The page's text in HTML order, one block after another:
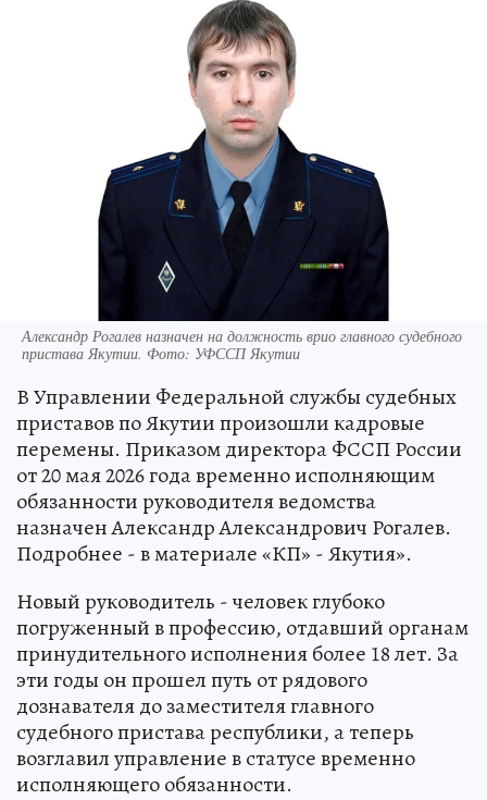
Александр Рогалев назначен на должность врио главного судебного
пристава Якутии. Фото: УФССП Якутии
В Управлении Федеральной службы судебных
приставов по Якутии произошли кадровые
перемены. Приказом директора ФССП России
от 20 мая 2026 года временно исполняющим
обязанности руководителя ведомства
назначен Александр Александрович Рогалев.
Подробнее - в материале «КП» - Якутия».
Новый руководитель - человек глубоко
погруженный в профессию, отдавший органам
принудительного исполнения более 18 лет. За
эти годы он прошел путь от рядового
дознавателя до заместителя главного
судебного пристава республики, а теперь
возглавил управление в статусе временно
исполняющего обязанности.